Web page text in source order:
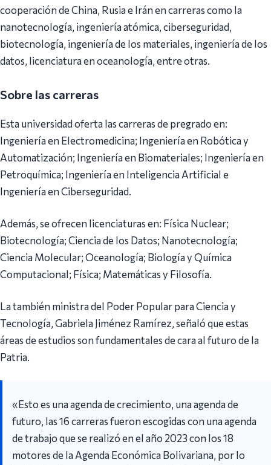
cooperación de China, Rusia e Irán en carreras como la
nanotecnología, ingeniería atómica, ciberseguridad,
biotecnología, ingeniería de los materiales, ingeniería de los
datos, licenciatura en oceanología, entre otras.
Sobre las carreras
Esta universidad oferta las carreras de pregrado en:
Ingeniería en Electromedicina; Ingeniería en Robótica y
Automatización; Ingeniería en Biomateriales; Ingeniería en
Petroquímica; Ingeniería en Inteligencia Artificial e
Ingeniería en Ciberseguridad.
Además, se ofrecen licenciaturas en: Física Nuclear;
Biotecnología; Ciencia de los Datos; Nanotecnología;
Ciencia Molecular; Oceanología; Biología y Química
Computacional; Física; Matemáticas y Filosofía.
La también ministra del Poder Popular para Ciencia y
Tecnología, Gabriela Jiménez Ramírez, señaló que estas
áreas de estudios son fundamentales de cara al futuro de la
Patria.
«Esto es una agenda de crecimiento, una agenda de
futuro, las 16 carreras fueron escogidas con una agenda
de trabajo que se realizó en el año 2023 con los 18
motores de la Agenda Económica Bolivariana, por lo